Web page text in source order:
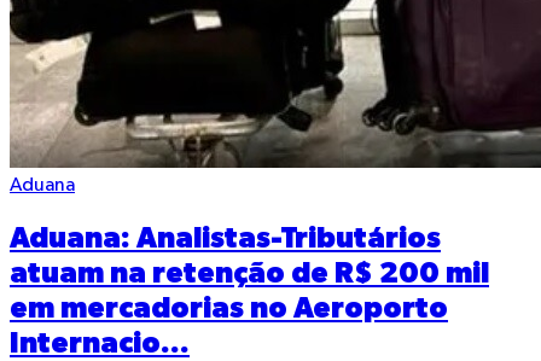
Aduana
Aduana: Analistas-Tributários
atuam na retenção de R$ 200 mil
em mercadorias no Aeroporto
Internacio...